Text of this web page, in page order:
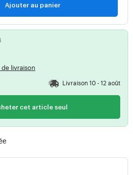
Ajouter au panier
livraison
Livraison 10 - 12 août
cet article seul